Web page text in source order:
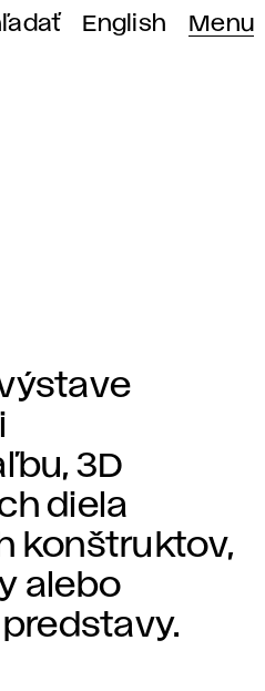
English Menu
3D
diela
konštruktov,
alebo